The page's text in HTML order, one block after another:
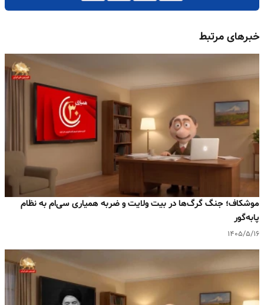
خبرهای مرتبط
موشکاف؛ جنگ گرگ‌ها در بیت ولایت و ضربه همیاری سی‌ام به نظام
پا‌به‌گور
۱۴۰۵/۵/۱۶